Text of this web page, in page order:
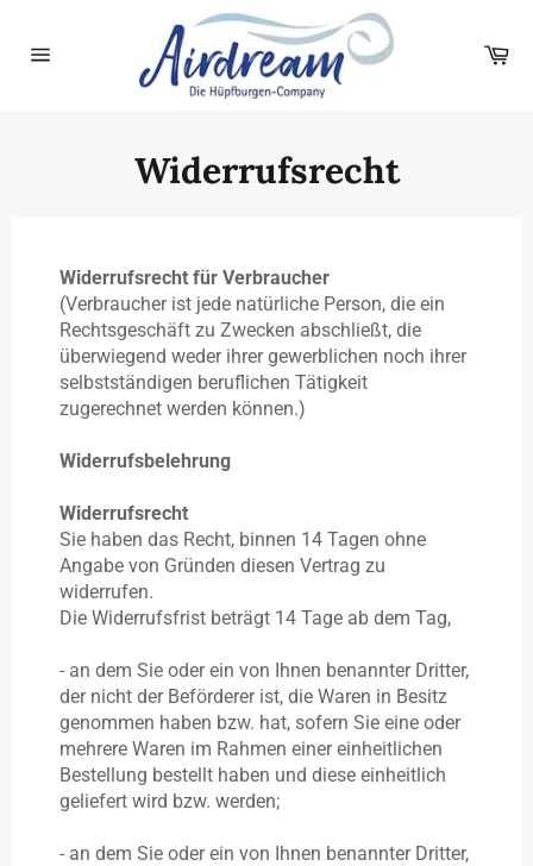
Inhalt
Seitennavigation
Widerrufsrecht
Widerrufsrecht für Verbraucher
(Verbraucher ist jede natürliche Person, die ein
Rechtsgeschäft zu Zwecken abschließt, die
überwiegend weder ihrer gewerblichen noch ihrer
selbstständigen beruflichen Tätigkeit
zugerechnet werden können.)
Widerrufsbelehrung
Widerrufsrecht
Sie haben das Recht, binnen 14 Tagen ohne
Angabe von Gründen diesen Vertrag zu
widerrufen.
Die Widerrufsfrist beträgt 14 Tage ab dem Tag,
- an dem Sie oder ein von Ihnen benannter Dritter,
der nicht der Beförderer ist, die Waren in Besitz
genommen haben bzw. hat, sofern Sie eine oder
mehrere Waren im Rahmen einer einheitlichen
Bestellung bestellt haben und diese einheitlich
geliefert wird bzw. werden;
- an dem Sie oder ein von Ihnen benannter Dritter,